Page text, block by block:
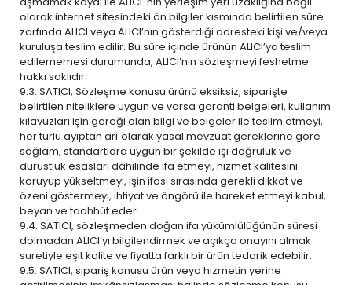
olarak internet sitesindeki ön bilgiler kısmında belirtilen süre
zarfında ALICI veya ALICI’nın gösterdiği adresteki kişi ve/veya
kuruluşa teslim edilir. Bu süre içinde ürünün ALICI’ya teslim
edilememesi durumunda, ALICI’nın sözleşmeyi feshetme
hakkı saklıdır.
9.3. SATICI, Sözleşme konusu ürünü eksiksiz, siparişte
belirtilen niteliklere uygun ve varsa garanti belgeleri, kullanım
kılavuzları işin gereği olan bilgi ve belgeler ile teslim etmeyi,
her türlü ayıptan arî olarak yasal mevzuat gereklerine göre
sağlam, standartlara uygun bir şekilde işi doğruluk ve
dürüstlük esasları dâhilinde ifa etmeyi, hizmet kalitesini
koruyup yükseltmeyi, işin ifası sırasında gerekli dikkat ve
özeni göstermeyi, ihtiyat ve öngörü ile hareket etmeyi kabul,
beyan ve taahhüt eder.
9.4. SATICI, sözleşmeden doğan ifa yükümlülüğünün süresi
dolmadan ALICI’yı bilgilendirmek ve açıkça onayını almak
suretiyle eşit kalite ve fiyatta farklı bir ürün tedarik edebilir.
9.5. SATICI, sipariş konusu ürün veya hizmetin yerine